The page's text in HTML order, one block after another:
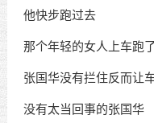
他快步跑过去
那个年轻的女人上车跑了
张国华没有拦住反而让
没有太当回事的张国华